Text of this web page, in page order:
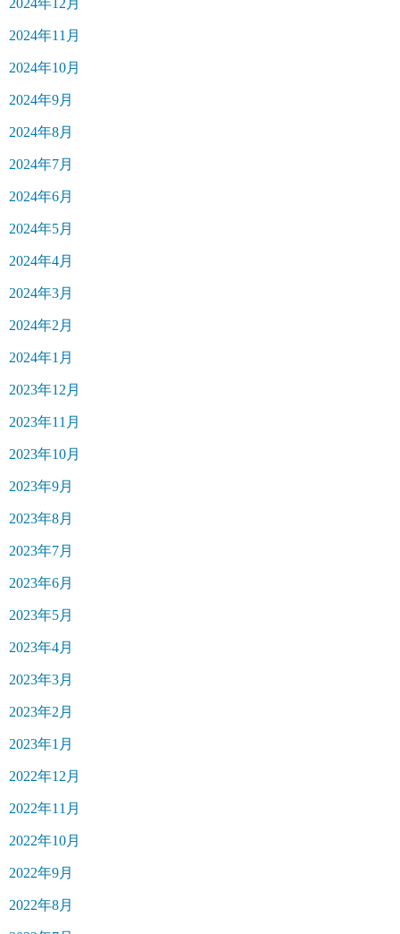
2024年12月
2024年11月
2024年10月
2024年9月
2024年8月
2024年7月
2024年6月
2024年5月
2024年4月
2024年3月
2024年2月
2024年1月
2023年12月
2023年11月
2023年10月
2023年9月
2023年8月
2023年7月
2023年6月
2023年5月
2023年4月
2023年3月
2023年2月
2023年1月
2022年12月
2022年11月
2022年10月
2022年9月
2022年8月